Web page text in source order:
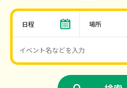
日程 場所